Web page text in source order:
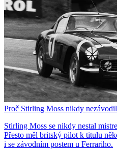
Proč Stirling Moss nikdy
Stirling Moss se nikdy nestal
Přesto měl britský pilot k titulu
i se závodním postem u Ferrariho.